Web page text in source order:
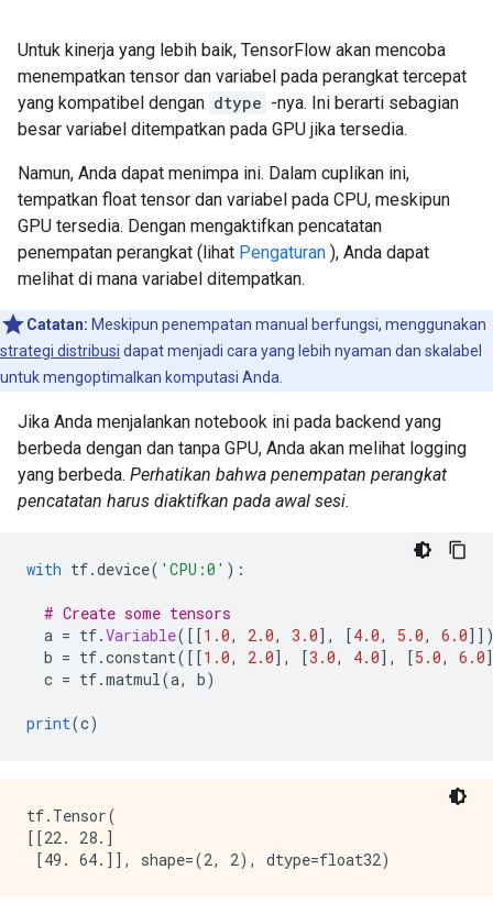
Untuk kinerja yang lebih baik, TensorFlow akan mencoba
menempatkan tensor dan variabel pada perangkat tercepat
yang kompatibel dengan dtype -nya. Ini berarti sebagian
besar variabel ditempatkan pada GPU jika tersedia.
Namun, Anda dapat menimpa ini. Dalam cuplikan ini,
tempatkan float tensor dan variabel pada CPU, meskipun
GPU tersedia. Dengan mengaktifkan pencatatan
penempatan perangkat (lihat Pengaturan ), Anda dapat
melihat di mana variabel ditempatkan.
Catatan: Meskipun penempatan manual berfungsi, menggunakan
strategi distribusi dapat menjadi cara yang lebih nyaman dan skalabel
untuk mengoptimalkan komputasi Anda.
Jika Anda menjalankan notebook ini pada backend yang
berbeda dengan dan tanpa GPU, Anda akan melihat logging
yang berbeda. Perhatikan bahwa penempatan perangkat
pencatatan harus diaktifkan pada awal sesi.
with tf.device( 'CPU:0' ):
# Create some tensors
a = tf.Variable([[1.0, 2.0, 3.0], [4.0, 5.0, 6.0
b = tf.constant([[1.0, 2.0], [3.0, 4.0], [5.0, 6.0
c = tf.matmul(a, b)
print(c)
tf.Tensor(
[[22. 28.]